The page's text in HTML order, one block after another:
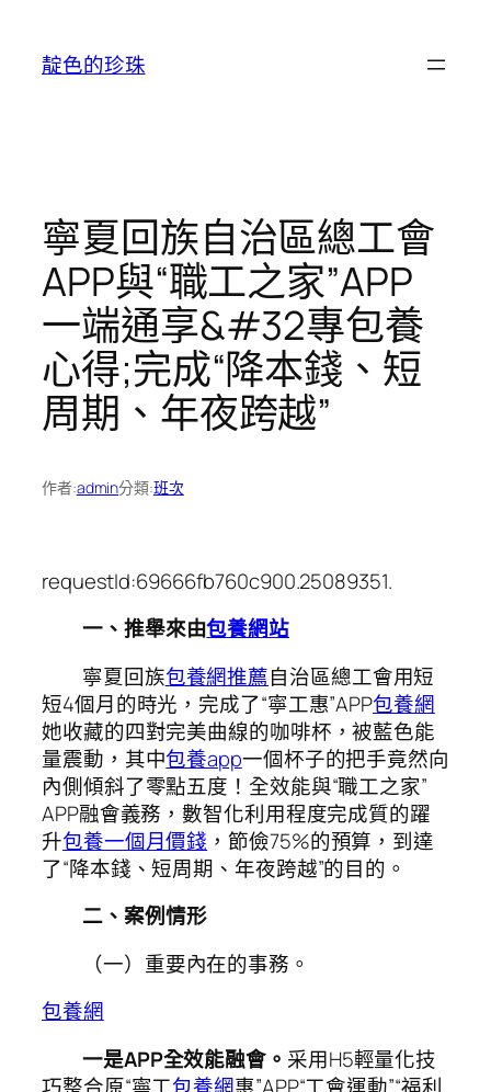
靛色的珍珠
寧夏回族自治區總工會
APP與“職工之家”APP
一端通享&#32專包養
心得;完成“降本錢、短
周期、年夜跨越”
作者:admin分類:班次
requestId:69666fb760c900.25089351.
一、推舉來由包養網站
寧夏回族包養網推薦自治區總工會用短
短4個月的時光，完成了“寧工惠”APP包養網
她收藏的四對完美曲線的咖啡杯，被藍色能
量震動，其中包養app一個杯子的把手竟然向
內側傾斜了零點五度！全效能與“職工之家”
APP融會義務，數智化利用程度完成質的躍
升包養一個月價錢 ，節儉75%的預算，到達
了“降本錢、短周期、年夜跨越”的目的。
二、案例情形
（一）重要內在的事務。
包養網
一是APP全效能融會。 采用H5輕量化技